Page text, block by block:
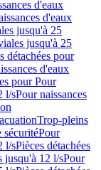
d'eaux
d'eaux
jusqu'à 25
jusqu'à 25
détachées pour
d'eaux
pour Pour
l/sPour naissances
Trop-pleins
sécuritéPour
l/sPièces détachées
jusqu'à 12 l/sPour